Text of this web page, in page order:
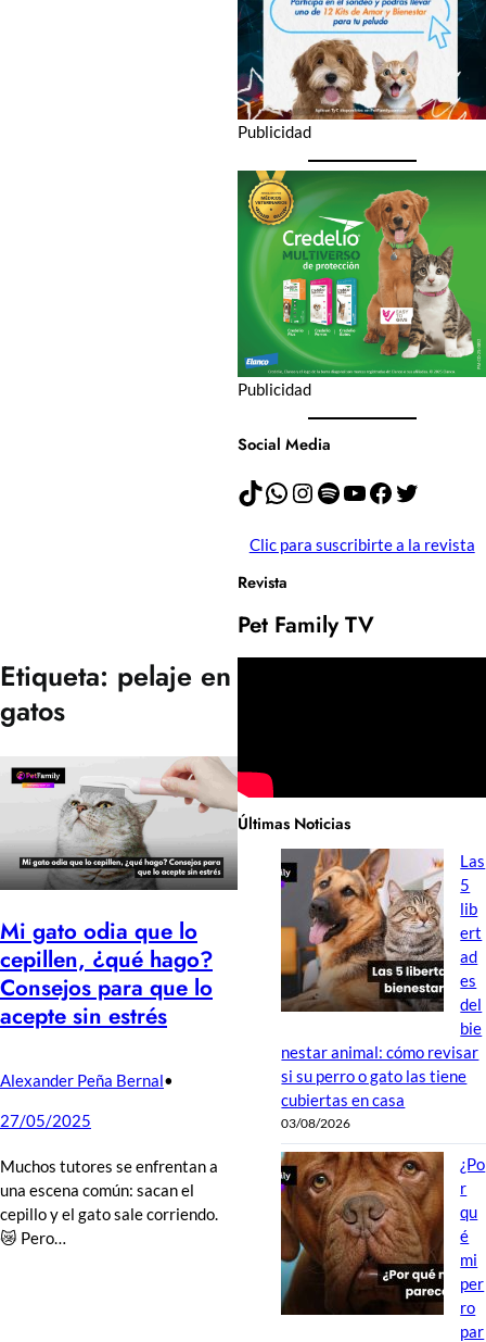
Etiqueta: pelaje en
gatos
Mi gato odia que lo
cepillen, ¿qué hago?
Consejos para que lo
acepte sin estrés
Alexander Peña Bernal•
27/05/2025
Muchos tutores se enfrentan a
una escena común: sacan el
cepillo y el gato sale corriendo.
😿 Pero…
Publicidad
Publicidad
Social Media
TikTok WhatsApp Instagram Spotify YouTube Facebook Twitter
Clic para suscribirte a la revista
Revista
Pet Family TV
Últimas Noticias
Las
5
lib
ert
ad
es
del
bie
nestar animal: cómo revisar
si su perro o gato las tiene
cubiertas en casa
03/08/2026
¿Po
r
qu
é
mi
per
ro
par